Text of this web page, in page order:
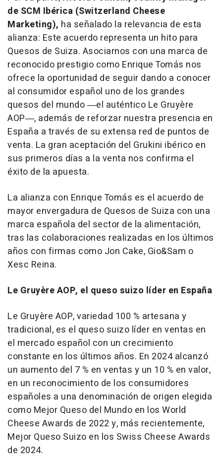
de SCM Ibérica (Switzerland Cheese
Marketing), ha señalado la relevancia de esta
alianza: Este acuerdo representa un hito para
Quesos de Suiza. Asociarnos con una marca de
reconocido prestigio como Enrique Tomás nos
ofrece la oportunidad de seguir dando a conocer
al consumidor español uno de los grandes
quesos del mundo ―el auténtico Le Gruyère
AOP―, además de reforzar nuestra presencia en
España a través de su extensa red de puntos de
venta. La gran aceptación del Grukini ibérico en
sus primeros días a la venta nos confirma el
éxito de la apuesta.
La alianza con Enrique Tomás es el acuerdo de
mayor envergadura de Quesos de Suiza con una
marca española del sector de la alimentación,
tras las colaboraciones realizadas en los últimos
años con firmas como Jon Cake, Gio&Sam o
Xesc Reina.
Le Gruyère AOP, el queso suizo líder en España
Le Gruyère AOP, variedad 100 % artesana y
tradicional, es el queso suizo líder en ventas en
el mercado español con un crecimiento
constante en los últimos años. En 2024 alcanzó
un aumento del 7 % en ventas y un 10 % en valor,
en un reconocimiento de los consumidores
españoles a una denominación de origen elegida
como Mejor Queso del Mundo en los World
Cheese Awards de 2022 y, más recientemente,
Mejor Queso Suizo en los Swiss Cheese Awards
de 2024.